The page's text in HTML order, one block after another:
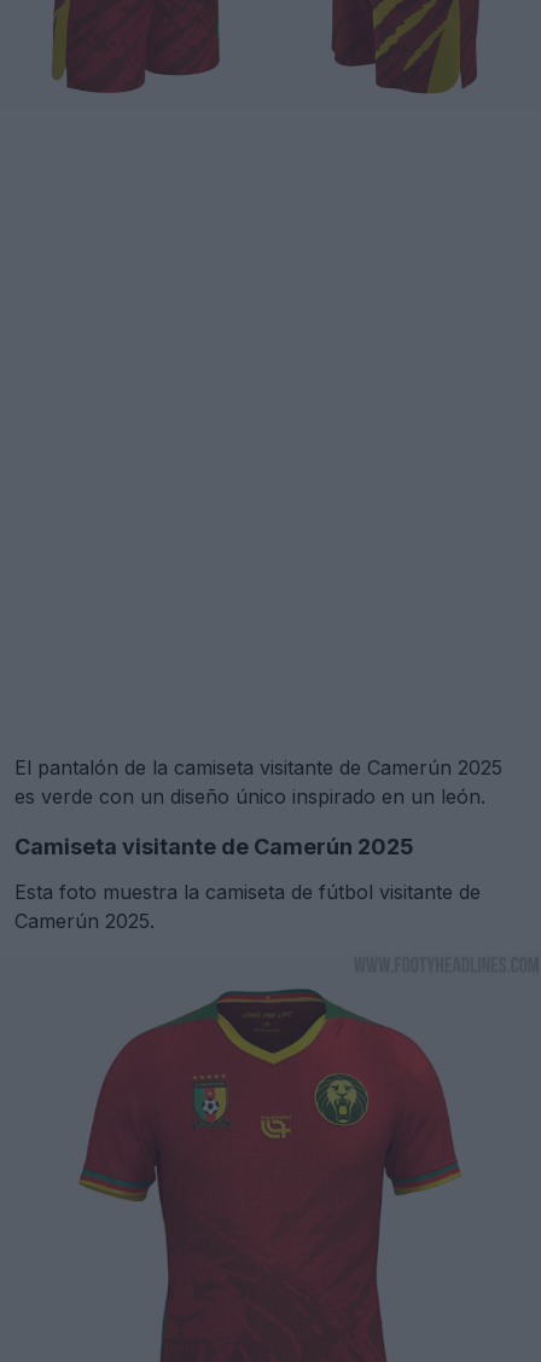
El pantalón de la camiseta visitante de Camerún 2025
es verde con un diseño único inspirado en un león.
Camiseta visitante de Camerún 2025
Esta foto muestra la camiseta de fútbol visitante de
Camerún 2025.